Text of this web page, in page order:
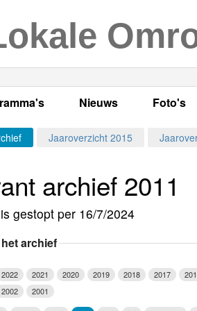
Maandag
LOK Live
Nieuws
Actueel Lokaal
Kabelkrant
Foto's
Jaaroverzicht 2015
archief 2011
gestopt per 16/7/2024
archief
2022 2021 2020 2019 2018 2017
2002
2001